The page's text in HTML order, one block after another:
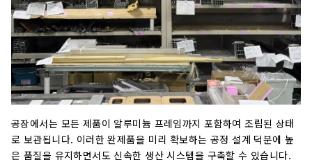
공장에서는 모든 제품이 알루미늄 프레임까지 포함하여 조립된 상태
로 보관됩니다. 이러한 완제품을 미리 확보하는 공정 설계 덕분에 높
은 품질을 유지하면서도 신속한 생산 시스템을 구축할 수 있습니다.